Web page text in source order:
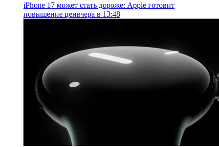
iPhone 17 может стать дороже: Apple готовит
повышение ценвчера в 13:48